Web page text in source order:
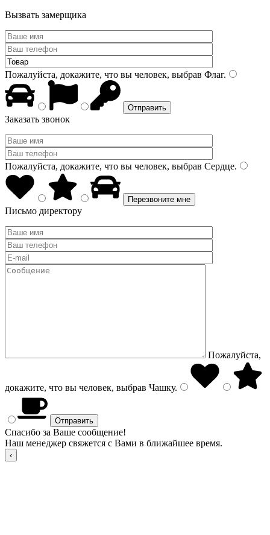
Вызвать замерщика
Пожалуйста, докажите, что вы человек, выбрав Флаг.
Заказать звонок
Пожалуйста, докажите, что вы человек, выбрав Сердце.
Письмо директору
Пожалуйста,
докажите, что вы человек, выбрав Чашку.
Спасибо за Ваше сообщение!
Наш менеджер свяжется с Вами в ближайшее время.